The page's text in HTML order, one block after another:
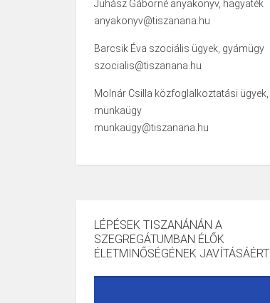
Juhász Gáborné anyakönyv, hagyaték
anyakonyv@tiszanana.hu
Barcsik Éva szociális ügyek, gyámügy
szocialis@tiszanana.hu
Molnár Csilla közfoglalkoztatási ügyek,
munkaügy
munkaugy@tiszanana.hu
LÉPÉSEK TISZANÁNÁN A
SZEGREGÁTUMBAN ÉLŐK
ÉLETMINŐSÉGÉNEK JAVÍTÁSÁÉRT